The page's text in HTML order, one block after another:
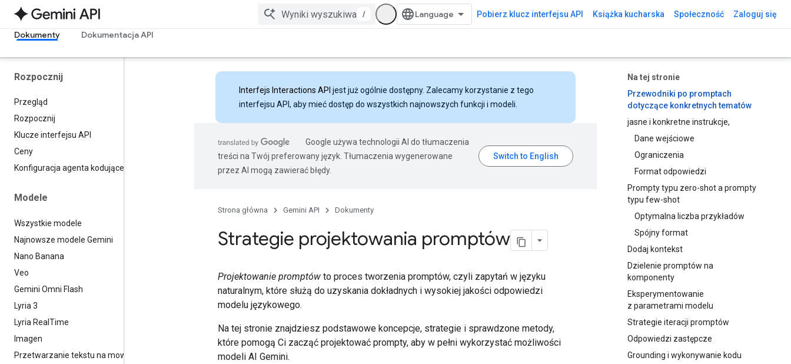
/ Pobierz klucz interfejsu API Książka kucharska Społeczność Zaloguj się
Dokumenty Dokumentacja API
Rozpocznij
Przegląd
Rozpocznij
Klucze interfejsu API
Ceny
Konfiguracja agenta kodującego
Modele
Wszystkie modele
Najnowsze modele Gemini
Nano Banana
Veo
Gemini Omni Flash
Lyria 3
Lyria Real Time
Imagen
Przetwarzanie tekstu na mowę
Na tej stronie
Przewodniki po promptach
dotyczące konkretnych tematów
jasne i konkretne instrukcje,
Dane wejściowe
Ograniczenia
Format odpowiedzi
Prompty typu zero-shot a prompty
typu few-shot
Optymalna liczba przykładów
Spójny format
Dodaj kontekst
Dzielenie promptów na
komponenty
Eksperymentowanie
z parametrami modelu
Strategie iteracji promptów
Odpowiedzi zastępcze
Grounding i wykonywanie kodu
Interfejs Interactions API jest już ogólnie dostępny. Zalecamy korzystanie z tego
interfejsu API, aby mieć dostęp do wszystkich najnowszych funkcji i modeli.
Google używa technologii AI do tłumaczenia
treści na Twój preferowany język. Tłumaczenia wygenerowane
przez AI mogą zawierać błędy.
Strona główna Gemini API Dokumenty
Strategie projektowania promptów
Projektowanie promptów to proces tworzenia promptów, czyli zapytań w języku
naturalnym, które służą do uzyskania dokładnych i wysokiej jakości odpowiedzi
modelu językowego.
Na tej stronie znajdziesz podstawowe koncepcje, strategie i sprawdzone metody,
które pomogą Ci zacząć projektować prompty, aby w pełni wykorzystać możliwości
modeli AI Gemini.